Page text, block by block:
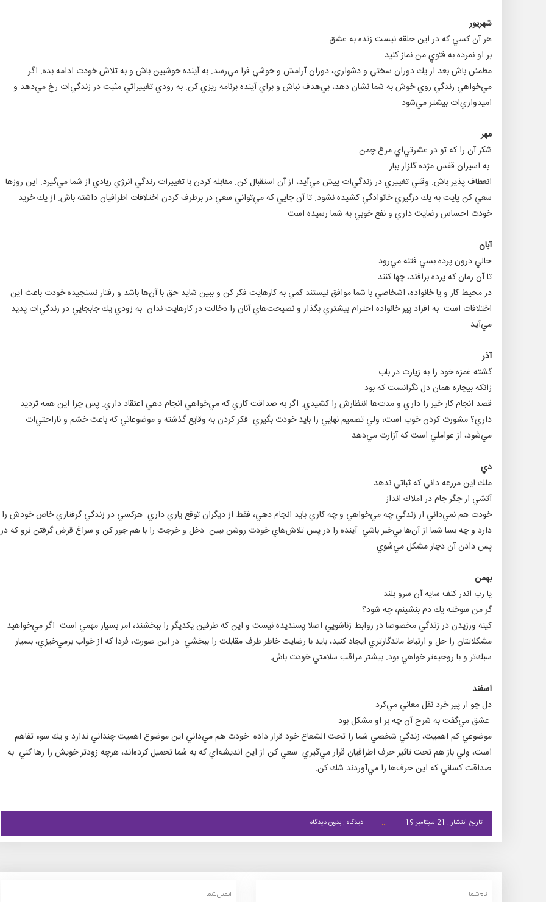
شهريور
هر آن كسي كه در اين حلقه نيست زنده به عشق
بر او نمرده به فتويِ من نماز كنيد
مطمئن باش بعد از يك دوران سختي و دشواري، دوران آرامش و خوشي فرا مي‌رسد. به آينده خوشبين باش و به تلاش خودت ادامه بده. اگر
مي‌خواهي زندگي روي خوش به شما نشان دهد، ‌بي‌هدف نباش و براي آينده برنامه ريزي كن. به زودي تغييراتي مثبت در زندگي‌ات رخ مي‌دهد و
اميدواري‌ات بيشتر مي‌شود.
مهر
شكر آن را كه تو در عشرتي‌اي مرغ چمن
به اسيران قفس مژده گلزار ببار
انعطاف پذير باش. وقتي تغييري در زندگي‌ات پيش مي‌آيد، از آن استقبال كن. مقابله كردن با تغييرات زندگي انرژي زيادي از شما مي‌گيرد. اين روز‌ها
سعي كن پايت به يك درگيري خانوادگي كشيده نشود. تا آن جايي كه مي‌تواني سعي در برطرف كردن اختلافات اطرافيان داشته باش. از يك خريد
خودت احساس رضايت داري و نفع خوبي به شما رسيده است.
آبان
حالي درون پرده بسي فتنه مي‌رود
تا آن زمان كه پرده برافتد، چها كنند
در محيط كار و يا خانواده، اشخاصي با شما موافق نيستند كمي به كارهايت فكر كن و ببين شايد حق با آن‌ها باشد و رفتار نسنجيده خودت باعث اين
اختلافات است. به افراد پير خانواده احترام بيشتري بگذار و نصيحت‌هاي آنان را دخالت در كارهايت ندان. به زودي يك جابجايي در زندگي‌ات پديد
مي‌آيد.
آذر
گشته غمزه خود را به زيارت در باب
زانكه بيچاره همان دل نگرانست كه بود
قصد انجام كار خير را داري و مدت‌ها انتظارش را كشيدي. اگر به صداقت كاري كه مي‌خواهي انجام دهي اعتقاد داري. پس چرا اين همه ترديد
داري؟ مشورت كردن خوب است، ولي تصميم نهايي را بايد خودت بگيري. فكر كردن به وقايع گذشته و موضوعاتي كه باعث خشم و نا‌راحتي‌ات
مي‌شود، از عواملي است كه آزارت مي‌دهد.
دي
ملك اين مزرعه داني كه ثباتي ندهد
آتشي از جگر جام در املاك انداز
خودت هم نمي‌داني از زندگي چه مي‌خواهي و چه كاري بايد انجام دهي، فقط از ديگران توقع ياري داري. هركسي در زندگي گرفتاري خاص خودش را
دارد و چه بسا شما از آن‌ها ‌بي‌خبر باشي. آينده را در پس تلاش‌هاي خودت روشن ببين. دخل و خرجت را با هم جور كن و سراغ قرض گرفتن نرو كه در
پس دادن آن دچار مشكل مي‌شوي.
بهمن
يا رب اندر كنف سايه آن سرو بلند
گر من سوخته يك دم بنشينم، چه شود؟
كينه ورزيدن در زندگي مخصوصا در روابط زناشويي اصلا پسنديده نيست و اين كه طرفين يكديگر را ببخشند، امر بسيار مهمي است. اگر مي‌خواهيد
مشكلاتتان را حل و ارتباط ماندگارتري ايجاد كنيد، بايد با رضايت خاطر طرف مقابلت را ببخشي. در اين صورت، فردا كه از خواب برمي‌خيزي، بسيار
سبك‌تر و با روحيه‌تر خواهي بود. بيشتر مراقب سلامتي خودت باش.
اسفند
دل چو از پير خرد نقل معاني مي‌كرد
عشق مي‌گفت به شرح آن چه بر او مشكل بود
موضوعي كم اهميت، زندگي شخصي شما را تحت الشعاع خود قرار داده. خودت هم مي‌داني اين موضوع اهميت چنداني ندارد و يك سوء تفاهم
است، ولي باز هم تحت تاثير حرف اطرافيان قرار مي‌گيري. سعي كن از اين انديشه‌اي كه به شما تحميل كرده‌اند، هرچه زودتر خويش را رها كني. به
صداقت كساني كه اين حرف‌ها را مي‌آوردند شك كن.
تاریخ انتشار : 21 سپتامبر 19 دیدگاه : بدون دیدگاه